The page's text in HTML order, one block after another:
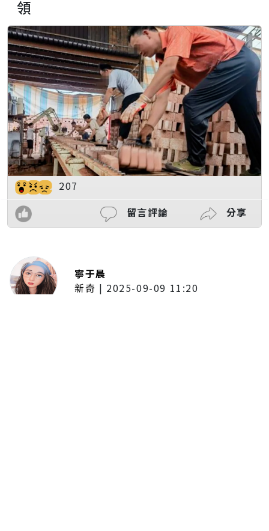
領
207
留言評論
分享
寧于晨
新奇 | 2025-09-09 11:20